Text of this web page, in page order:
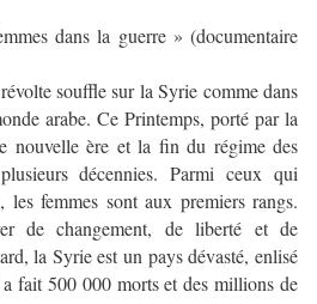
dans la guerre » (documentaire
souffle sur la Syrie comme dans
arabe. Ce Printemps, porté par la
nouvelle ère et la fin du régime des
décennies. Parmi ceux qui
les femmes sont aux premiers rangs.
de changement, de liberté et de
la Syrie est un pays dévasté, enlisé
fait 500 000 morts et des millions de